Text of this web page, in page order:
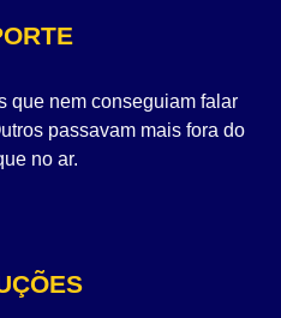
que nem conseguiam falar
passavam mais fora do
no ar.